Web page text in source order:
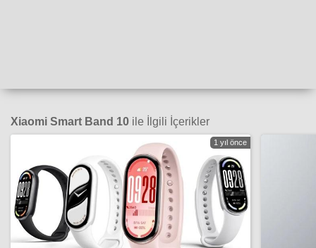
Xiaomi Smart Band 10 ile İlgili İçerikler
1 yıl önce